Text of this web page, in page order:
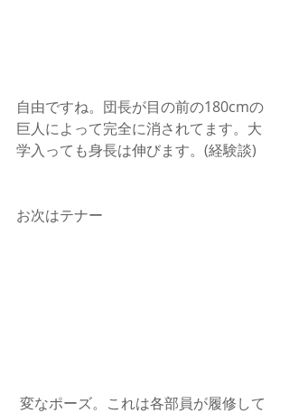
自由ですね。団長が目の前の180cmの
巨人によって完全に消されてます。大
学入っても身長は伸びます。(経験談)
お次はテナー